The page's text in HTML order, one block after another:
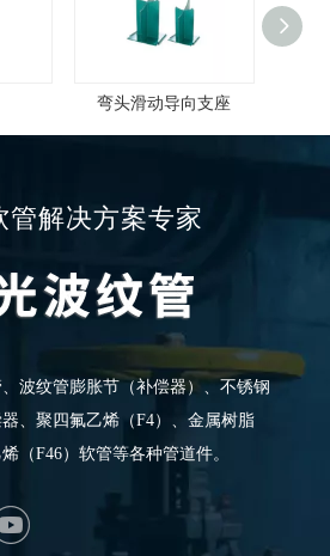
弯头滑动导向支座
管解决方案专家
、波纹管膨胀节（补偿器）、不锈钢
、聚四氟乙烯（F4）、金属树脂
（F46）软管等各种管道件。